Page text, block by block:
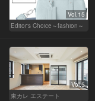
Vol.15
Editor's Choice～fashion～
Vol.5
東カレ エステート